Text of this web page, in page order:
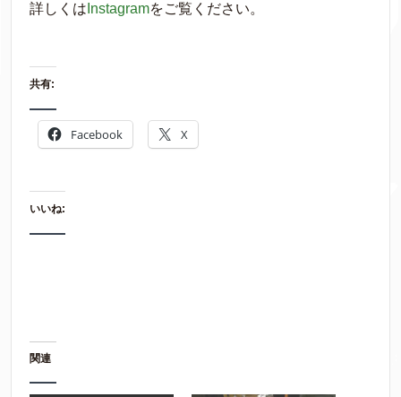
詳しくは Instagramをご覧ください。
共有:
Facebook X
いいね:
関連